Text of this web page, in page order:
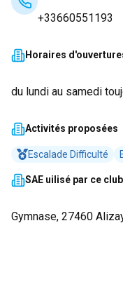
+33660551193
Horaires
du lundi au samedi
Activités proposées
Escalade Difficulté
SAE uilisé par ce club
Gymnase, 27460